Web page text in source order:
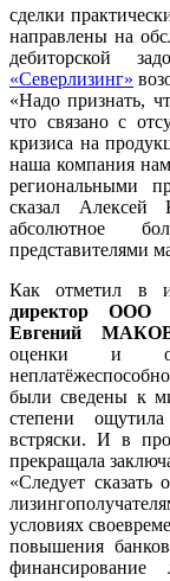
сделки
направлены на
дебиторской
«Северлизинг»
«Надо признать,
что связано с
кризиса на
наша компания
региональными
сказал
абсолютное
представителями
Как отметил в
директор ООО
Евгений
оценки и
были сведены к
степени
встряски. И в
прекращала
«Следует
условиях
повышения